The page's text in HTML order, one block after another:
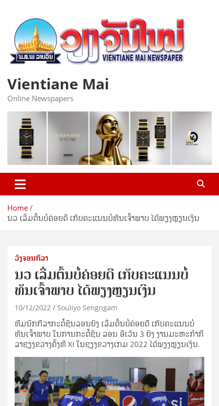
content
Vientiane Mai
Online Newspapers
Home
ນວ ເລີ່ມ​ຕົ້ນ​ບໍ່​ຄ່ອຍ​ດີ ເກັບ​ຄະ​ແນນບໍ່​ທັນ​ເຈົ້າ​ພາບ ​ໄດ້​ພຽງຫຼຽນ​ເງິນ
ວົງຈອນກີລາ
ນວ ເລີ່ມ​ຕົ້ນ​ບໍ່​ຄ່ອຍ​ດີ ເກັບ​ຄະ​ແນນບໍ່​
ທັນ​ເຈົ້າ​ພາບ ​ໄດ້​ພຽງຫຼຽນ​ເງິນ
10/12/2022 Souliyo Sengngam
ທີມ​ນັກ​ກີ​ລາ​ກະ​ຕໍ້​ຊິນ​ລອນຍິງ ເລີ່ມ​ຕົ້ນ​ບໍ່​ຄ່ອຍ​ດີ ເກັບ​ຄະ​ແນນບໍ່​
ທັນ​ເຈົ້າ​ພາບ ໃນ​ການກະຕໍ້ຊິນ ລອນ ອີເວັນ 3 ຍິງ ງານ​ມະ​ຫະ​ກຳ​ກີ​
ລ​າ​ຊຽງ​ຂວາງຄັ້​ງທີ XI ໃນຊຽງຂວາງເກມ 2022 ໄດ້​ພຽງຫຼຽນ​ເງິນ.